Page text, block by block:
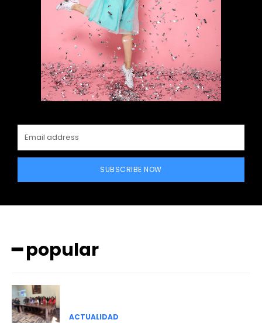
SUBSCRIBE NOW
━ popular
ACTUALIDAD